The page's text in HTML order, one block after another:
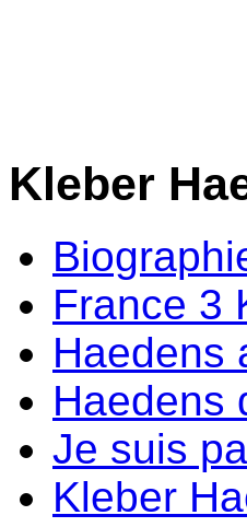
Kleber
France 3
Haedens
Haedens
Je suis
Kleber